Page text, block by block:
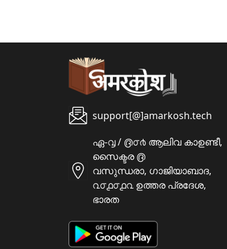
support[@]amarkosh.tech
ഏ-൮ / ൫൦൪ ആലിവ കാഉണ്ടീ,
സൈക്ടര ൫
വസുന്ധരാ, ഗാജിയാബാദ,
൨൦൧൦൧൨ ഉത്തര പ്രദേശ,
ഭാരത